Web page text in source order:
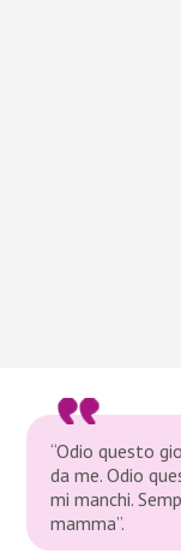
“Odio questo
da me. Odio
mi manchi.
mamma”.